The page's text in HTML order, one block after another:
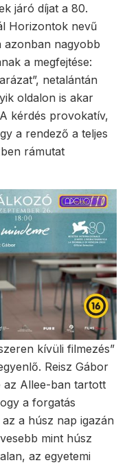
járó díjat a 80.
Horizontok nevű
azonban nagyobb
a megfejtése:
netalántán
oldalon is akar
kérdés provokatív,
a rendező a teljes
rámutat
kívüli filmezés”
Reisz Gábor
Allee-ban tartott
a forgatás
a húsz nap igazán
mint húsz
az egyetemi